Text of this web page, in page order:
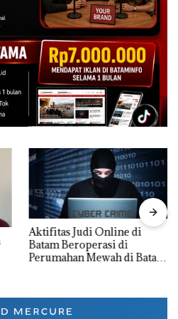
Aktifitas Judi Online di
Batam Beroperasi di
Perumahan Mewah di Batam